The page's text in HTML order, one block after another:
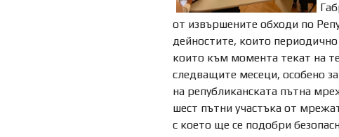
от извършените обходи по
дейностите, които
които към момента текат на
следващите месеци, особено
на републиканската пътна
шест пътни участъка от
с което ще се подобри